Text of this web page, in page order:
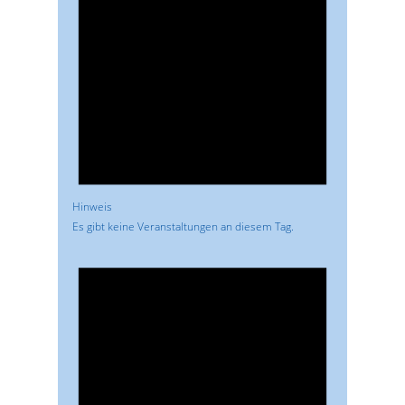
Hinweis
Es gibt keine Veranstaltungen an diesem Tag.